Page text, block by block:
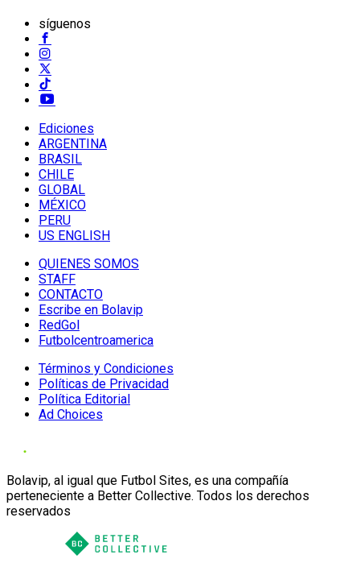
síguenos
Ediciones
ARGENTINA
BRASIL
CHILE
GLOBAL
MÉXICO
PERU
US ENGLISH
QUIENES SOMOS
STAFF
CONTACTO
Escribe en Bolavip
RedGol
Futbolcentroamerica
Términos y Condiciones
Políticas de Privacidad
Política Editorial
Ad Choices
Bolavip, al igual que Futbol Sites, es una compañía
perteneciente a Better Collective. Todos los derechos
reservados